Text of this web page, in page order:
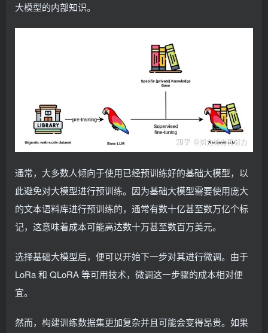
大模型的内部知识。
通常，大多数人倾向于使用已经预训练好的基础大模型，以
此避免对大模型进行预训练。因为基础大模型需要使用庞大
的文本语料库进行预训练的，通常有数十亿甚至数万亿个标
记，这意味着成本可能高达数十万甚至数百万美元。
选择基础大模型后，便可以开始下一步对其进行微调。由于
LoRa 和 QLoRA 等可用技术，微调这一步骤的成本相对便
宜。
然而，构建训练数据集更加复杂并且可能会变得昂贵。如果